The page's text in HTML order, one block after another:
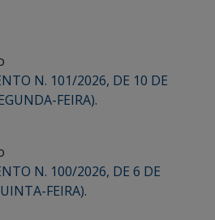
N. 101/2026, DE 10 DE
FEIRA).
N. 100/2026, DE 6 DE
FEIRA).